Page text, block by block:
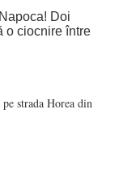
Doi
o ciocnire între
strada Horea din